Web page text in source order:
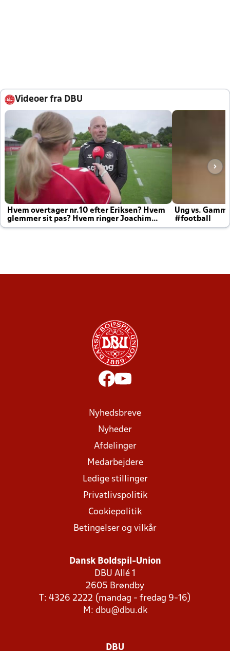
Videoer fra DBU
Hvem overtager nr.10 efter Eriksen? Hvem
glemmer sit pas? Hvem ringer Joachim
altid til efter kampe?
Ung vs.
#football
Nyhedsbreve
Nyheder
Afdelinger
Medarbejdere
Ledige stillinger
Privatlivspolitik
Cookiepolitik
Betingelser og vilkår
Dansk Boldspil-Union
DBU Allé 1
2605 Brøndby
T: 4326 2222 (mandag - fredag 9-16)
M: dbu@dbu.dk
DBU